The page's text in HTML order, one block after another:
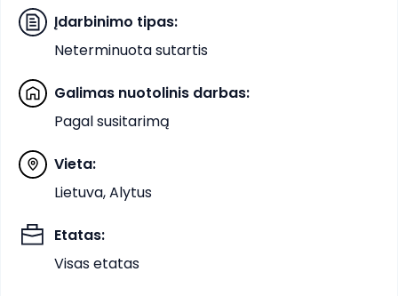
Įdarbinimo tipas:
Neterminuota sutartis
Galimas nuotolinis darbas:
Pagal susitarimą
Vieta:
Lietuva, Alytus
Etatas:
Visas etatas